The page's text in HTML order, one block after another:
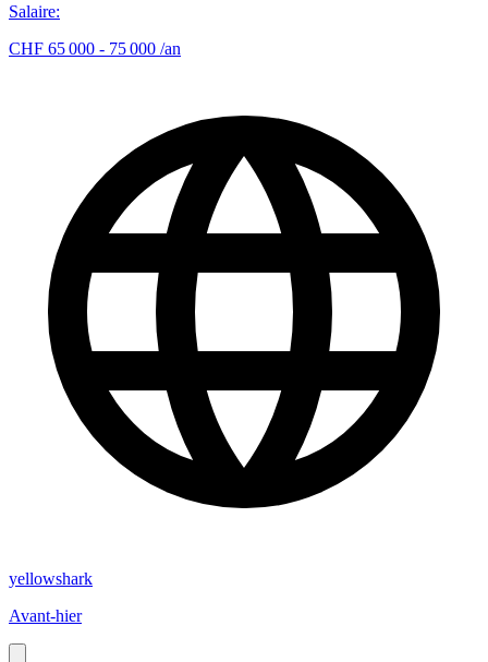
Salaire:
CHF 65 000 - 75 000 /an
yellowshark
Avant-hier